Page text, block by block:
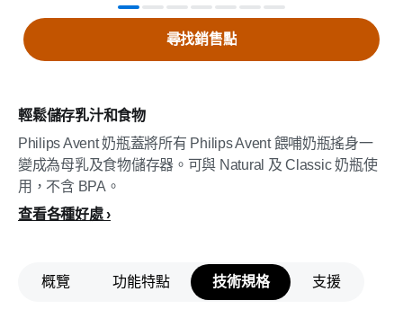
輕鬆儲存乳汁和食物
Philips Avent 奶瓶蓋將所有 Philips Avent 餵哺奶瓶搖身一
變成為母乳及食物儲存器。可與 Natural 及 Classic 奶瓶使
用，不含 BPA。
查看各種好處
尋找銷售點
概覽 功能特點 技術規格 支援